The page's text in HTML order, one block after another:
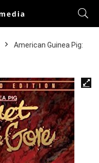
American Guinea Pig: